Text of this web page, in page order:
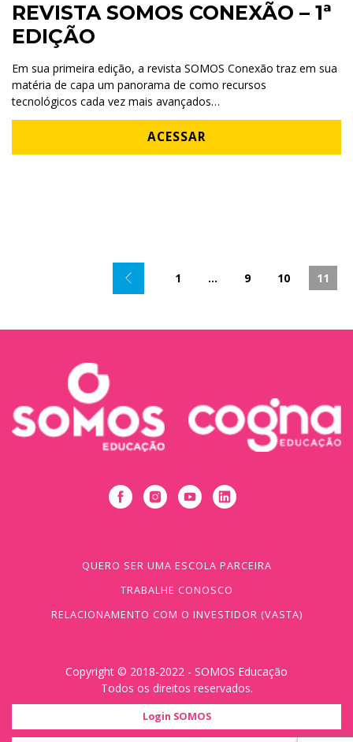
REVISTA SOMOS CONEXÃO – 1ª
EDIÇÃO
Em sua primeira edição, a revista SOMOS Conexão traz em sua
matéria de capa um panorama de como recursos
tecnológicos cada vez mais avançados…
ACESSAR
1 … 9 10 11
QUERO SER UMA ESCOLA PARCEIRA
TRABALHE CONOSCO
RELACIONAMENTO COM O INVESTIDOR (VASTA)
Copyright © 2018-2022 - SOMOS Educação
Todos os direitos reservados.
Login SOMOS